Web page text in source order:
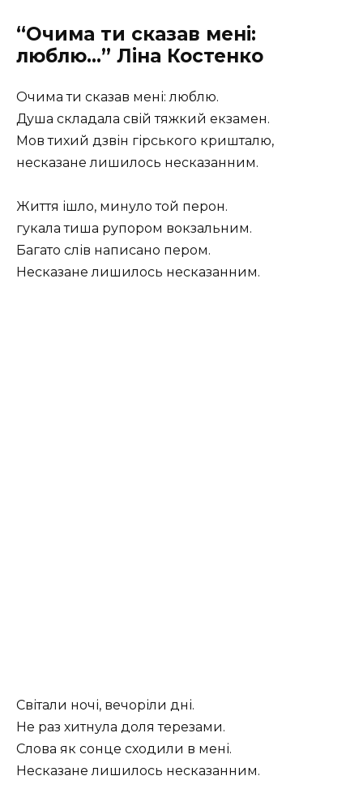
“Очима ти сказав мені:
люблю…” Ліна Костенко
Очима ти сказав мені: люблю.
Душа складала свій тяжкий екзамен.
Мов тихий дзвін гірського кришталю,
несказане лишилось несказанним.
Життя ішло, минуло той перон.
гукала тиша рупором вокзальним.
Багато слів написано пером.
Несказане лишилось несказанним.
Світали ночі, вечоріли дні.
Не раз хитнула доля терезами.
Слова як сонце сходили в мені.
Несказане лишилось несказанним.